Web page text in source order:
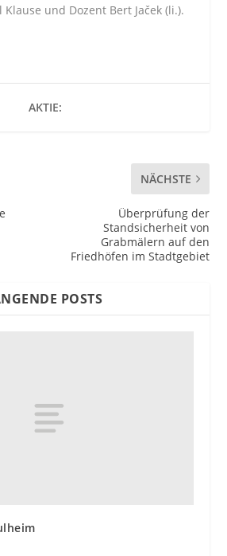
und Dozent Bert Jaček (li.).
AKTIE:
NÄCHSTE
Überprüfung der
Standsicherheit von
Grabmälern auf den
Friedhöfen im Stadtgebiet
POSTS